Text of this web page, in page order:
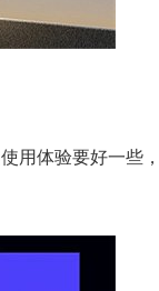
用体验要好一些